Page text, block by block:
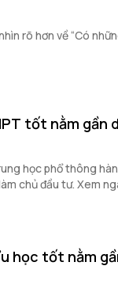
rõ hơn về “Có
tốt nằm gần
học phổ thông
chủ đầu tư. Xem
học tốt nằm